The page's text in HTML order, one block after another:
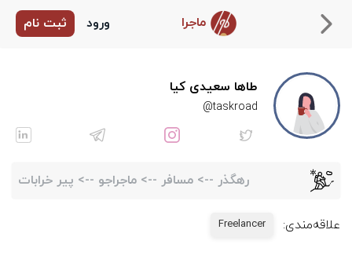
ماجرا ورود ثبت نام
طاها سعیدی کیا
taskroad@
رهگذر --> مسافر --> ماجراجو --> پیر خرابات
علاقه‌مندی: Freelancer